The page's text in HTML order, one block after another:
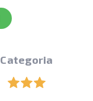
Categoria